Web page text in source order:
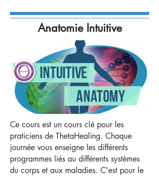
Anatomie Intuitive
Ce cours est un cours clé pour les
praticiens de ThetaHealing. Chaque
journée vous enseigne les différents
programmes liés au différents systèmes
du corps et aux maladies. C'est pour le